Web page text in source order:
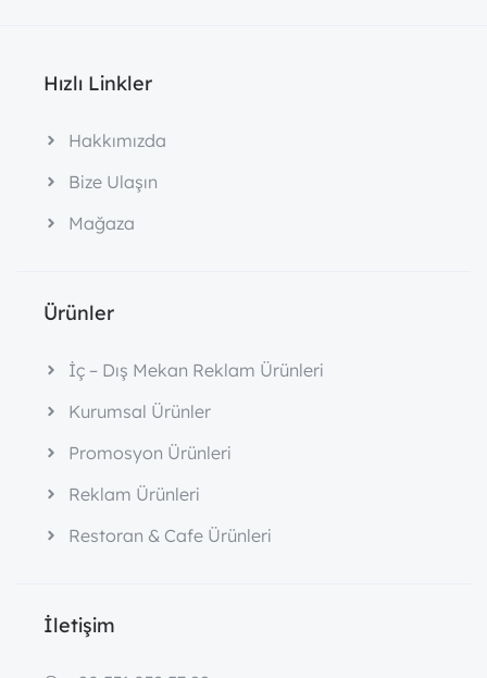
Hızlı Linkler
Hakkımızda
Bize Ulaşın
Mağaza
Ürünler
İç – Dış Mekan Reklam Ürünleri
Kurumsal Ürünler
Promosyon Ürünleri
Reklam Ürünleri
Restoran & Cafe Ürünleri
İletişim